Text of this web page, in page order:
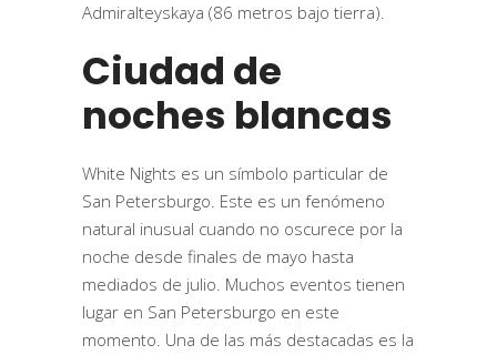
Admiralteyskaya (86 metros bajo tierra).
Ciudad de
noches blancas
White Nights es un símbolo particular de
San Petersburgo. Este es un fenómeno
natural inusual cuando no oscurece por la
noche desde finales de mayo hasta
mediados de julio. Muchos eventos tienen
lugar en San Petersburgo en este
momento. Una de las más destacadas es la